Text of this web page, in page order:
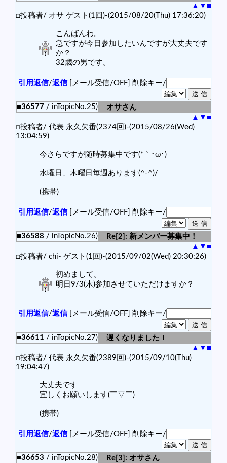
▲ ▼ ■
□投稿者/ オサ ゲスト(1回)-(2015/08/20(Thu) 17:36:20)
こんばんわ。
急ですが今日参加したいんですが大丈夫です
か？
32歳の男です。
引用返信/返信[メール受信/OFF] 削除キー/
■36577 / inTopicNo.25)
オサさん
▲ ▼ ■
□投稿者/ 代表 永久欠番(2374回)-(2015/08/26(Wed)
13:04:59)
今さらですが随時募集中です(*｀･ω･)ゞ
水曜日、木曜日毎週あります(^-^)/
(携帯)
引用返信/返信[メール受信/OFF] 削除キー/
■36588 / inTopicNo.26)
Re[2]: 新メンバー募集中！
▲ ▼ ■
□投稿者/ chi- ゲスト(1回)-(2015/09/02(Wed) 20:30:26)
初めまして。
明日9/3(木)参加させていただけますか？
引用返信/返信[メール受信/OFF] 削除キー/
■36611 / inTopicNo.27)
遅くなりました！
▲ ▼ ■
□投稿者/ 代表 永久欠番(2389回)-(2015/09/10(Thu)
19:04:47)
大丈夫です
宜しくお願いします(￣▽￣)ゞ
(携帯)
引用返信/返信[メール受信/OFF] 削除キー/
■36653 / inTopicNo.28)
Re[3]: オサさん